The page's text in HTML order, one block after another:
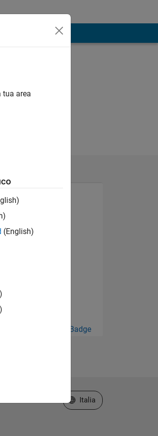
Guarda tutto Badge
tua area
(English)
Seleziona un sito web
Italia